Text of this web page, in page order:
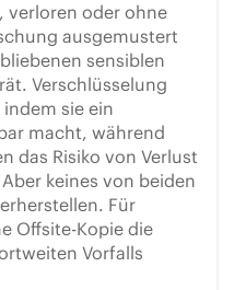
verloren oder ohne
ausgemustert
sensiblen
Verschlüsselung
sie ein
macht, während
das Risiko von Verlust
keines von beiden
Für
Offsite-Kopie die
Vorfalls